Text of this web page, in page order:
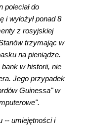
poleciał do
i wyłożył ponad 8
z rosyjskiej
trzymając w
na pieniądze.
w historii, nie
Jego przypadek
Guinessa"w
-- umiejętności i